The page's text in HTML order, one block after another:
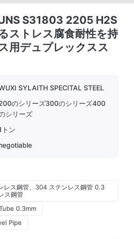
S31803 2205 H2S
ストレス腐食耐性を持
用デュプレックスス
SYLAITH SPECITAL STEEL
のシリーズ300のシリーズ400
シリーズ
トン
レス鋼管、304 ステンレス鋼管 0.3
ス鋼管
0.3mm
Pipe